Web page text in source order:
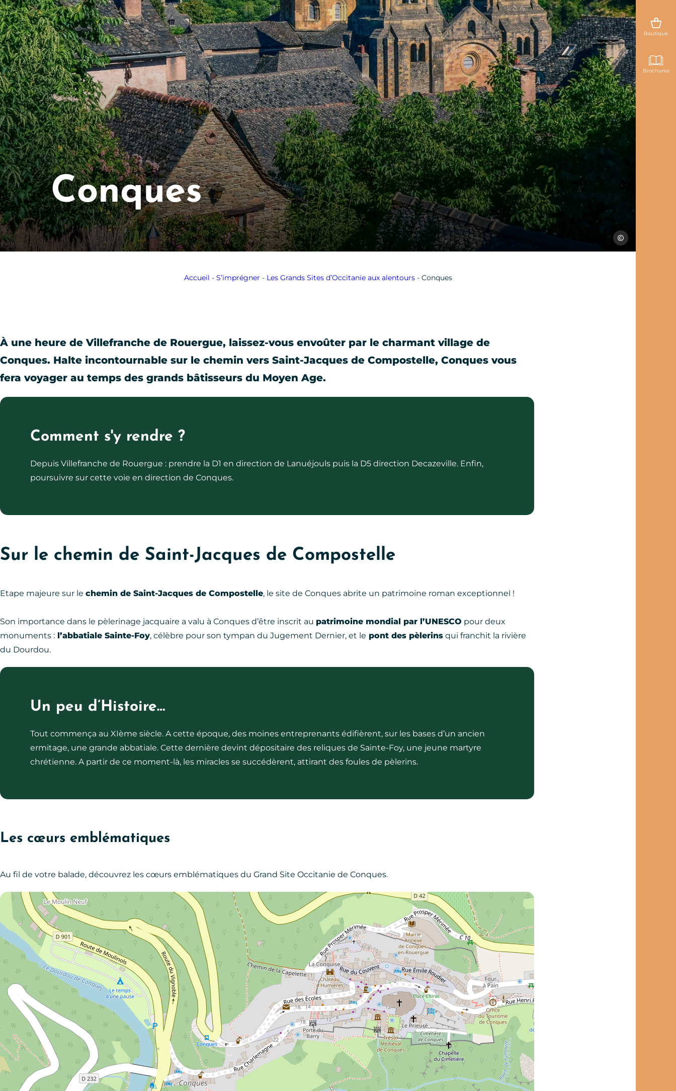
M.Hennessy
Conques
Accueil - S’imprégner - Les Grands Sites d’Occitanie aux alentours- Conques
Boutique
Brochures
À une heure de Villefranche de Rouergue, laissez-vous envoûter par le charmant village de
Conques. Halte incontournable sur le chemin vers Saint-Jacques de Compostelle, Conques vous
fera voyager au temps des grands bâtisseurs du Moyen Age.
Comment s'y rendre ?
Depuis Villefranche de Rouergue : prendre la D1 en direction de Lanuéjouls puis la D5 direction Decazeville. Enfin,
poursuivre sur cette voie en direction de Conques.
Sur le chemin de Saint-Jacques de Compostelle
Etape majeure sur le chemin de Saint-Jacques de Compostelle, le site de Conques abrite un patrimoine roman exceptionnel !
Son importance dans le pèlerinage jacquaire a valu à Conques d’être inscrit au patrimoine mondial par l’UNESCO pour deux
monuments : l’abbatiale Sainte-Foy, célèbre pour son tympan du Jugement Dernier, et le pont des pèlerins qui franchit la rivière
du Dourdou.
Un peu d’Histoire…
Tout commença au XIème siècle. A cette époque, des moines entreprenants édifièrent, sur les bases d’un ancien
ermitage, une grande abbatiale. Cette dernière devint dépositaire des reliques de Sainte-Foy, une jeune martyre
chrétienne. A partir de ce moment-là, les miracles se succédèrent, attirant des foules de pèlerins.
Les cœurs emblématiques
Au fil de votre balade, découvrez les cœurs emblématiques du Grand Site Occitanie de Conques.